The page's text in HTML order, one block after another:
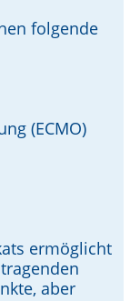
folgende
(ECMO)
ermöglicht
aber